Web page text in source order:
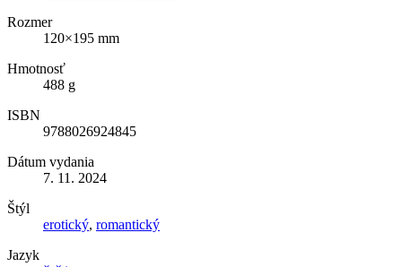
Rozmer
120×195 mm
Hmotnosť
488 g
ISBN
9788026924845
Dátum vydania
7. 11. 2024
Štýl
erotický, romantický
Jazyk